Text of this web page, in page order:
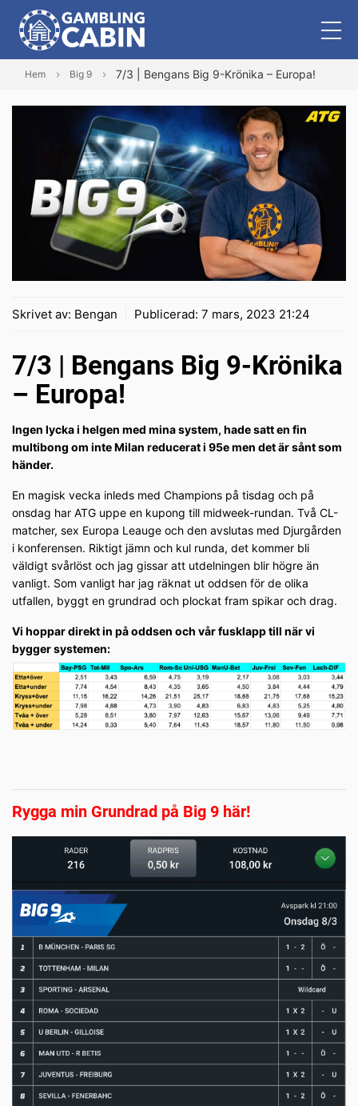
Hem Big 9 7/3 | Bengans Big 9-Krönika – Europa!
Skrivet av: Bengan Publicerad: 7 mars, 2023 21:24
7/3 | Bengans Big 9-Krönika
– Europa!
Ingen lycka i helgen med mina system, hade satt en fin
multibong om inte Milan reducerat i 95e men det är sånt som
händer.
En magisk vecka inleds med Champions på tisdag och på
onsdag har ATG uppe en kupong till midweek-rundan. Två CL-
matcher, sex Europa Leauge och den avslutas med Djurgården
i konferensen. Riktigt jämn och kul runda, det kommer bli
väldigt svårlöst och jag gissar att utdelningen blir högre än
vanligt. Som vanligt har jag räknat ut oddsen för de olika
utfallen, byggt en grundrad och plockat fram spikar och drag.
Vi hoppar direkt in på oddsen och vår fusklapp till när vi
bygger systemen:
Rygga min Grundrad på Big 9 här!